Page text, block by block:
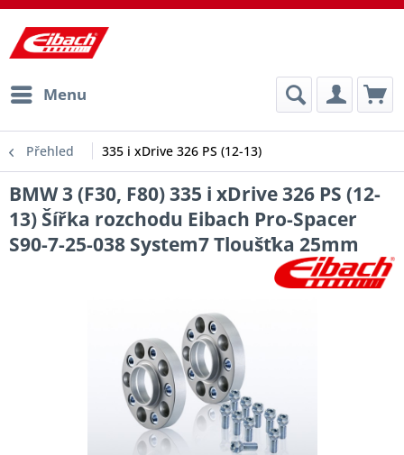
Menu
Přehled 335 i xDrive 326 PS (12-13)
BMW 3 (F30, F80) 335 i xDrive 326 PS (12-
13) Šířka rozchodu Eibach Pro-Spacer
S90-7-25-038 System7 Tloušťka 25mm